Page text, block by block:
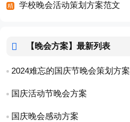
学校晚会活动策划方案范文
【晚会方案】最新列表
2024难忘的国庆节晚会策划方案
国庆活动节晚会方案
国庆晚会感动方案